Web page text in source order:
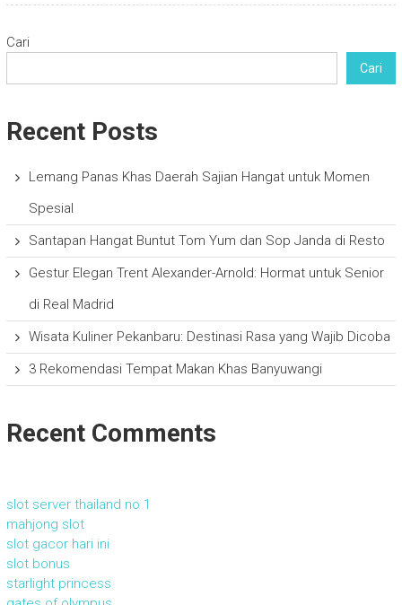
Cari
Cari
Recent Posts
Lemang Panas Khas Daerah Sajian Hangat untuk Momen
Spesial
Santapan Hangat Buntut Tom Yum dan Sop Janda di Resto
Gestur Elegan Trent Alexander-Arnold: Hormat untuk Senior
di Real Madrid
Wisata Kuliner Pekanbaru: Destinasi Rasa yang Wajib Dicoba
3 Rekomendasi Tempat Makan Khas Banyuwangi
Recent Comments
slot server thailand no 1
mahjong slot
slot gacor hari ini
slot bonus
starlight princess